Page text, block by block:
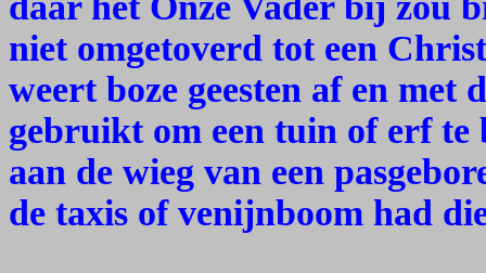
niet omgetoverd tot een
weert boze geesten af en met
gebruikt om een tuin of erf te
aan de wieg van een
de taxis of venijnboom had